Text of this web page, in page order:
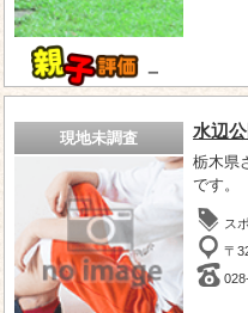
－
現地未調査 水辺
栃木県
です。
ス
〒